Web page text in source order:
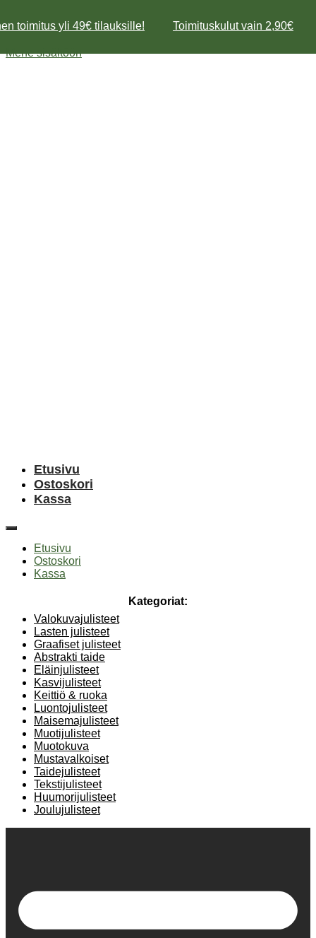
toimitus yli 49€ tilauksille! Toimituskulut vain 2,90€
Mene sisältöön
Etusivu
Ostoskori
Kassa
Etusivu
Ostoskori
Kassa
Kategoriat:
Valokuvajulisteet
Lasten julisteet
Graafiset julisteet
Abstrakti taide
Eläinjulisteet
Kasvijulisteet
Keittiö & ruoka
Luontojulisteet
Maisemajulisteet
Muotijulisteet
Muotokuva
Mustavalkoiset
Taidejulisteet
Tekstijulisteet
Huumorijulisteet
Joulujulisteet